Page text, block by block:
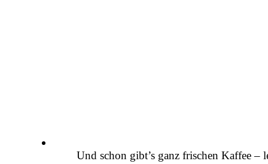
Und schon gibt’s ganz frischen Kaffee –